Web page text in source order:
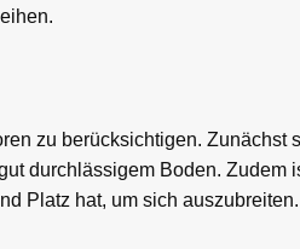
zu berücksichtigen. Zunächst
durchlässigem Boden. Zudem
Platz hat, um sich auszubreiten.